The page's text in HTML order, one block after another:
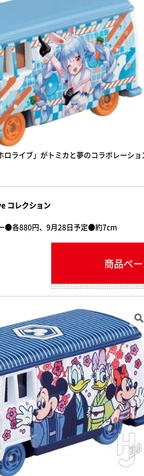
ライブ」がトミカと夢のコラボレーシ
コレクション
●各880円、9月28日予定●約7cm
商品ペ